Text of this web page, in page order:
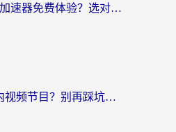
海外党必看：vpn加速器免费体验？选对回国加速器才能无缝刷国内剧玩国服
怎样在海外看国内视频节目？别再踩坑！留学生和海外华人的专属解决方案